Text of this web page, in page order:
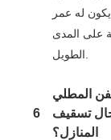
له عمر
على المدى
6
المطلي
تسقيف
المنازل؟